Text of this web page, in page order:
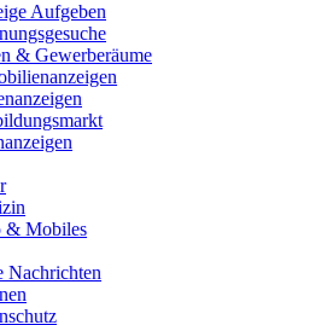
Aufgeben
& Gewerberäume
& Mobiles
Nachrichten